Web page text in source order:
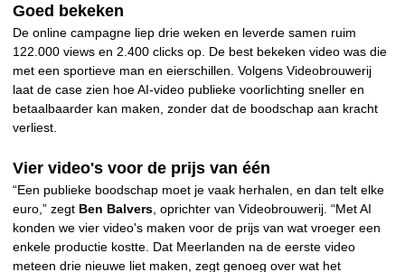
Goed bekeken
De online campagne liep drie weken en leverde samen ruim
122.000 views en 2.400 clicks op. De best bekeken video was die
met een sportieve man en eierschillen. Volgens Videobrouwerij
laat de case zien hoe AI-video publieke voorlichting sneller en
betaalbaarder kan maken, zonder dat de boodschap aan kracht
verliest.
Vier video's voor de prijs van één
“Een publieke boodschap moet je vaak herhalen, en dan telt elke
euro,” zegt Ben Balvers , oprichter van Videobrouwerij. “Met AI
konden we vier video's maken voor de prijs van wat vroeger een
enkele productie kostte. Dat Meerlanden na de eerste video
meteen drie nieuwe liet maken, zegt genoeg over wat het